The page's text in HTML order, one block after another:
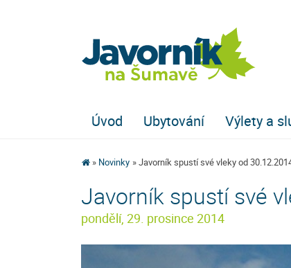
Úvod Ubytování Výlety a
Novinky Javorník spustí své vleky od
Javorník spustí své
pondělí, 29. prosince 2014